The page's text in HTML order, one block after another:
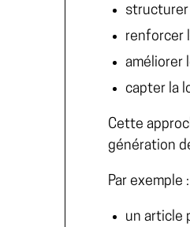
structurer
renforcer
améliorer
capter la
Cette
génération
Par exemple :
un article